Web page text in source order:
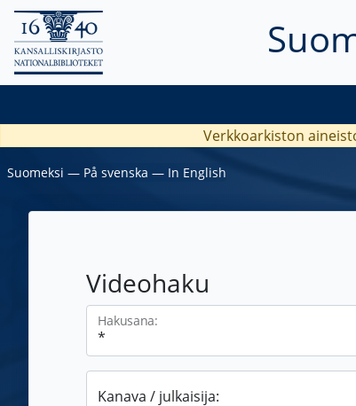
Verkkoarkiston
Suomeksi ― På svenska ― In English
Videohaku
Hakusana:
Kanava / julkaisija: